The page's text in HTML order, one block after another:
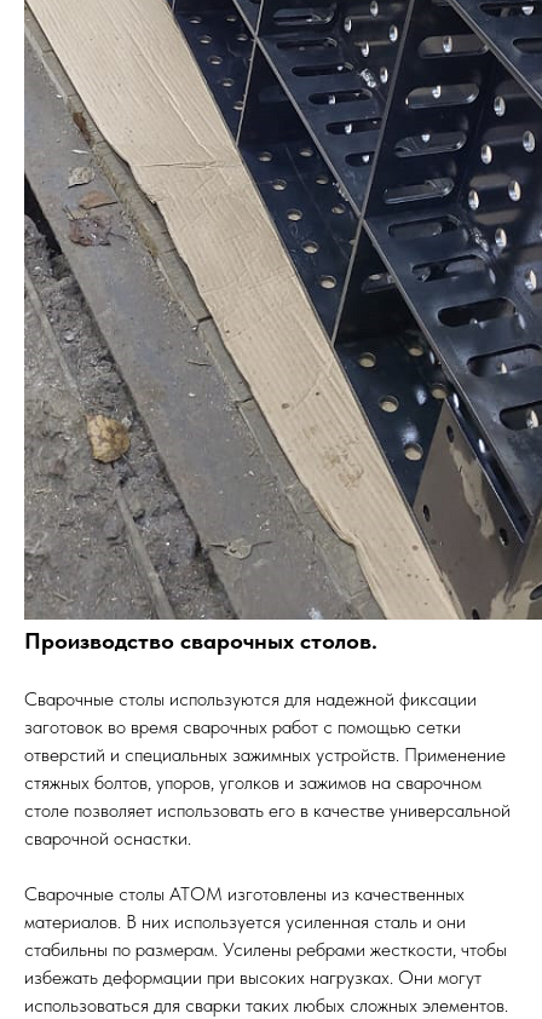
Производство сварочных столов.
Сварочные столы используются для надежной фиксации
заготовок во время сварочных работ с помощью сетки
отверстий и специальных зажимных устройств. Применение
стяжных болтов, упоров, уголков и зажимов на сварочном
столе позволяет использовать его в качестве универсальной
сварочной оснастки.
Сварочные столы ATOM изготовлены из качественных
материалов. В них используется усиленная сталь и они
стабильны по размерам. Усилены ребрами жесткости, чтобы
избежать деформации при высоких нагрузках. Они могут
использоваться для сварки таких любых сложных элементов.